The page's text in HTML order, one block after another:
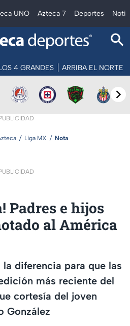
UNO Azteca 7 Deportes
4 GRANDES ARRIBA EL NORTE
Liga MX Nota
Padres e hijos
al América
diferencia para que las
más reciente del
cortesía del joven
González